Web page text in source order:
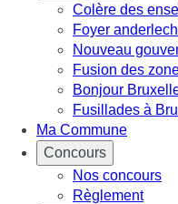
Colère des
Foyer
Nouveau
Fusion des
Bonjour
Fusillades à
Ma Commune
Concours
Nos concours
Règlement